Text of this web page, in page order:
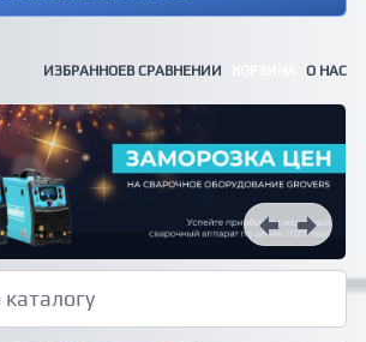
ИЗБРАННОЕВ СРАВНЕНИИ О НАС